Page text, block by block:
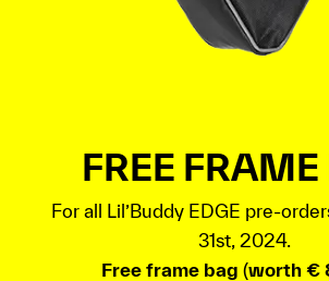
FREE FRAME
For all Lil’Buddy EDGE pre-
31st, 2024.
Free frame bag (worth €